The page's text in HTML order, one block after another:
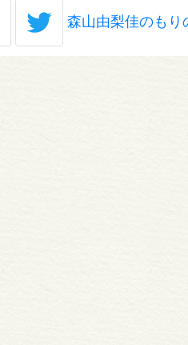
森山由梨佳のもり